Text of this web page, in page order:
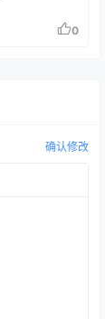
0
确认修改